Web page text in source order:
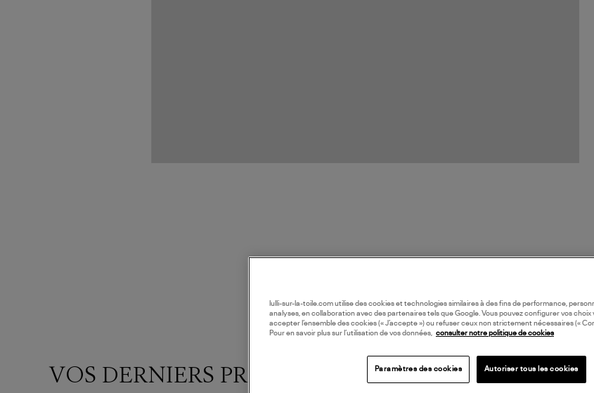
VOS DERNIERS PRODUITS VUS
lulli-sur-la-toile.com utilise des cookies et technologies similaires à des fins de performance,
analyses, en collaboration avec des partenaires tels que Google. Vous pouvez configurer vos choix
accepter l’ensemble des cookies (« J’accepte ») ou refuser ceux non strictement nécessaires («
Pour en savoir plus sur l’utilisation de vos données,
consulter notre politique de cookies
Paramètres des cookies Autoriser tous les cookies